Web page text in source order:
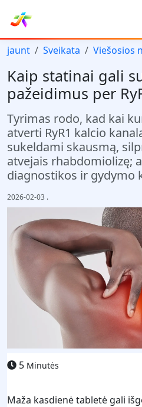
jaunt Sveikata Viešosios
Kaip statinai gali
pažeidimus per
Tyrimas rodo, kad kai
atverti RyR1 kalcio
sukeldami skausmą,
atvejais rhabdomiolizę;
diagnostikos ir gydymo
2026-02-03 .
5 Minutės
Maža kasdienė tabletė gali